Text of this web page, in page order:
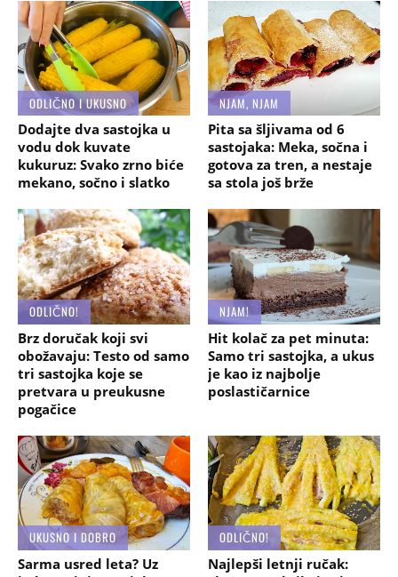
ODLIČNO I UKUSNO
Dodajte dva sastojka u
vodu dok kuvate
kukuruz: Svako zrno biće
mekano, sočno i slatko
NJAM, NJAM
Pita sa šljivama od 6
sastojaka: Meka, sočna i
gotova za tren, a nestaje
sa stola još brže
ODLIČNO!
Brz doručak koji svi
obožavaju: Testo od samo
tri sastojka koje se
pretvara u preukusne
pogačice
NJAM!
Hit kolač za pet minuta:
Samo tri sastojka, a ukus
je kao iz najbolje
poslastičarnice
UKUSNO I DOBRO
Sarma usred leta? Uz
ODLIČNO!
Najlepši letnji ručak: